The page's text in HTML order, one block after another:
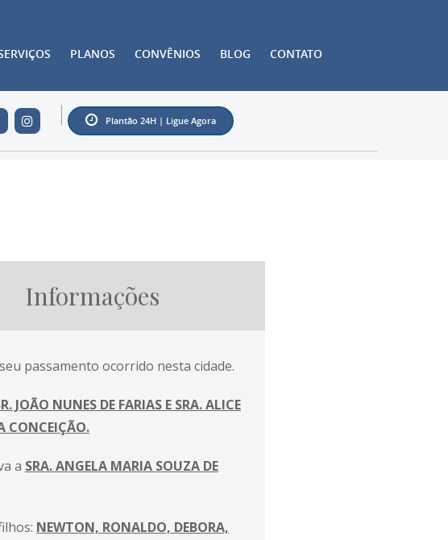
PLANOS CONVÊNIOS BLOG CONTATO
Plantão 24H | Ligue Agora
Informações
passamento ocorrido nesta cidade.
JOÃO NUNES DE FARIAS E SRA. ALICE
CONCEIÇÃO.
a SRA. ANGELA MARIA SOUZA DE
NEWTON, RONALDO, DEBORA,